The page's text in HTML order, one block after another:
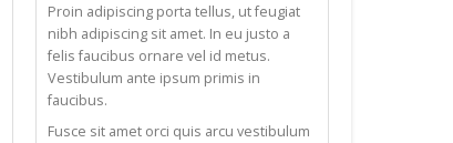
Proin adipiscing porta tellus, ut feugiat
nibh adipiscing sit amet. In eu justo a
felis faucibus ornare vel id metus.
Vestibulum ante ipsum primis in
faucibus.
Fusce sit amet orci quis arcu vestibulum